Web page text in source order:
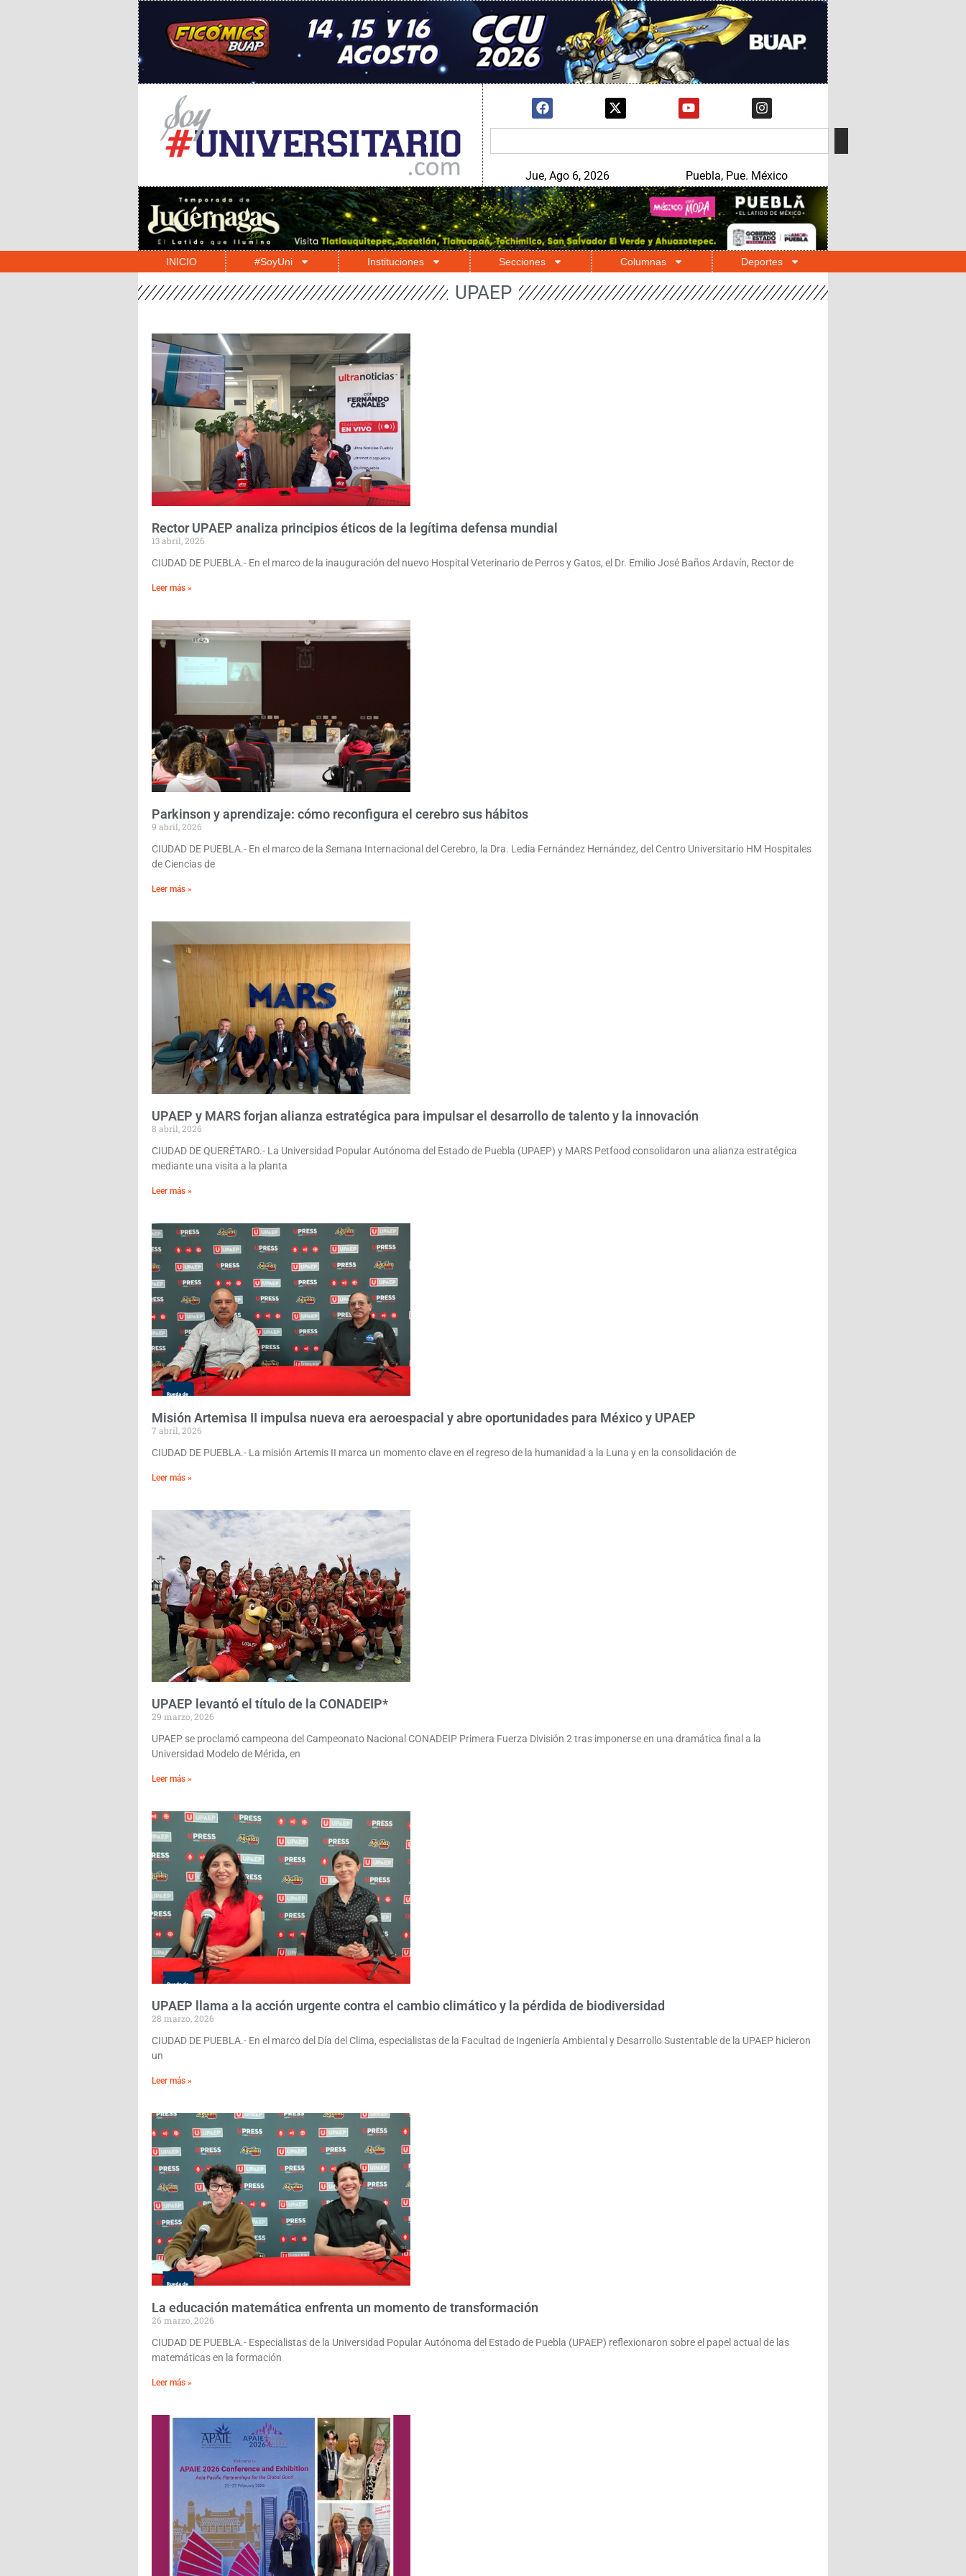
Jue, Ago 6, 2026 Puebla, Pue. México
INICIO #SoyUni Instituciones Secciones Columnas Deportes
UPAEP
Rector UPAEP analiza principios éticos de la legítima defensa mundial
13 abril, 2026
CIUDAD DE PUEBLA.- En el marco de la inauguración del nuevo Hospital Veterinario de Perros y Gatos, el Dr. Emilio José Baños Ardavín, Rector de
Leer más »
Parkinson y aprendizaje: cómo reconfigura el cerebro sus hábitos
9 abril, 2026
CIUDAD DE PUEBLA.- En el marco de la Semana Internacional del Cerebro, la Dra. Ledia Fernández Hernández, del Centro Universitario HM Hospitales
de Ciencias de
Leer más »
UPAEP y MARS forjan alianza estratégica para impulsar el desarrollo de talento y la innovación
8 abril, 2026
CIUDAD DE QUERÉTARO.- La Universidad Popular Autónoma del Estado de Puebla (UPAEP) y MARS Petfood consolidaron una alianza estratégica
mediante una visita a la planta
Leer más »
Misión Artemisa II impulsa nueva era aeroespacial y abre oportunidades para México y UPAEP
7 abril, 2026
CIUDAD DE PUEBLA.- La misión Artemis II marca un momento clave en el regreso de la humanidad a la Luna y en la consolidación de
Leer más »
UPAEP levantó el título de la CONADEIP*
29 marzo, 2026
UPAEP se proclamó campeona del Campeonato Nacional CONADEIP Primera Fuerza División 2 tras imponerse en una dramática final a la
Universidad Modelo de Mérida, en
Leer más »
UPAEP llama a la acción urgente contra el cambio climático y la pérdida de biodiversidad
28 marzo, 2026
CIUDAD DE PUEBLA.- En el marco del Día del Clima, especialistas de la Facultad de Ingeniería Ambiental y Desarrollo Sustentable de la UPAEP hicieron
un
Leer más »
La educación matemática enfrenta un momento de transformación
26 marzo, 2026
CIUDAD DE PUEBLA.- Especialistas de la Universidad Popular Autónoma del Estado de Puebla (UPAEP) reflexionaron sobre el papel actual de las
matemáticas en la formación
Leer más »